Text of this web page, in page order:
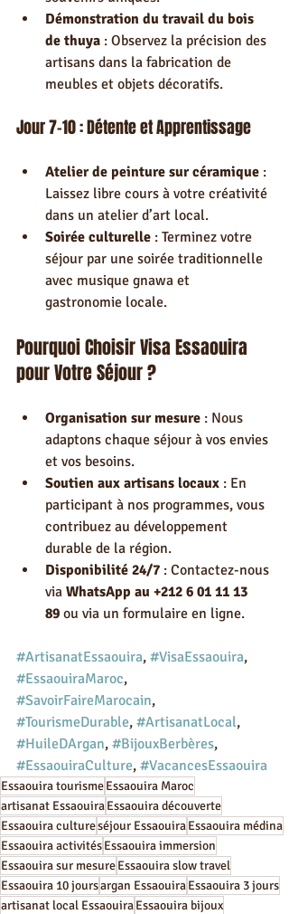
Démonstration du travail du bois
de thuya : Observez la précision des
artisans dans la fabrication de
meubles et objets décoratifs.
Jour 7-10 : Détente et Apprentissage
Atelier de peinture sur céramique :
Laissez libre cours à votre créativité
dans un atelier d’art local.
Soirée culturelle : Terminez votre
séjour par une soirée traditionnelle
avec musique gnawa et
gastronomie locale.
Pourquoi Choisir Visa Essaouira
pour Votre Séjour ?
Organisation sur mesure : Nous
adaptons chaque séjour à vos envies
et vos besoins.
Soutien aux artisans locaux : En
participant à nos programmes, vous
contribuez au développement
durable de la région.
Disponibilité 24/7 : Contactez-nous
via WhatsApp au +212 6 01 11 13
89 ou via un formulaire en ligne.
#ArtisanatEssaouira, #VisaEssaouira,
#EssaouiraMaroc,
#SavoirFaireMarocain,
#TourismeDurable, #ArtisanatLocal,
#HuileDArgan, #BijouxBerbères,
#EssaouiraCulture, #VacancesEssaouira
Essaouira tourismeEssaouira Maroc
artisanat EssaouiraEssaouira découverte
Essaouira cultureséjour EssaouiraEssaouira médina
Essaouira activitésEssaouira immersion
Essaouira sur mesureEssaouira slow travel
Essaouira 10 joursargan EssaouiraEssaouira 3 jours
artisanat local EssaouiraEssaouira bijoux